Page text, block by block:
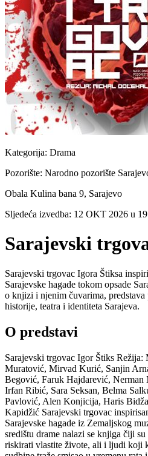
Kategorija: Drama
Pozorište: Narodno pozorište
Obala Kulina bana 9, Sarajevo
Sljedeća izvedba: 12 OKT 2026 u
Sarajevski
Sarajevski trgovac Igora Štiksa
Sarajevske hagade tokom opsade
o knjizi i njenim čuvarima, predstava
historije, teatra i identiteta Sarajeva.
O predstavi
Sarajevski trgovac Igor Štiks
Muratović, Mirvad Kurić, Sanjin
Begović, Faruk Hajdarević,
Irfan Ribić, Sara Seksan, Belma
Pavlović, Alen Konjicija, Haris
Kapidžić Sarajevski trgovac
Sarajevske hagade iz Zemaljskog
središtu drame nalazi se knjiga čiji
riskirati vlastite živote, ali i ljudi koji